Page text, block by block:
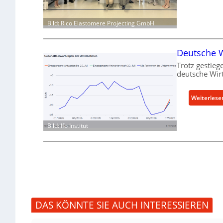
Bild: Rico Elastomere Projecting GmbH
Bild: Ifo Institut
Deutsche
Trotz
deutsche
DAS KÖNNTE SIE AUCH INTERESSIEREN